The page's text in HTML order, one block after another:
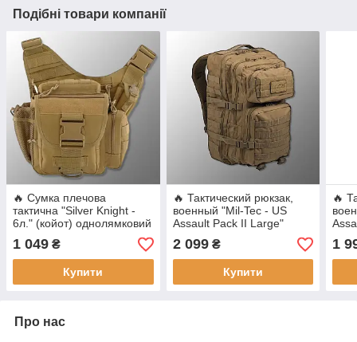
Подібні товари компанії
🔥 Сумка плечова
тактична "Silver Knight -
6л." (койот) однолямковий
рюкзак, зсу, поліції,
нацгвардії
1 049 ₴
Купити
🔥 Тактический рюкзак,
военный "Mil-Tec - US
Assault Pack II Large"
(Койот) 36 литров,
армейский, EDC
2 099₴
Купити
🔥
36
1
Про нас